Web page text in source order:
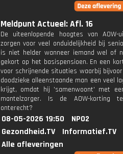
Meldpunt Actueel: Afl. 16
De uiteenlopende hoogtes van AOW-
zorgen voor veel onduidelijkheid bij
is niet helder wanneer iemand wel of
gekort op het basispensioen. En een
voor schrijnende situaties waarbij
doodzieke alleenstaande man een veel
krijgt, omdat hij 'samenwoont' met
mantelzorger. Is de AOW-korting
onterecht?
08-05-2026 19:50
NPO2
Gezondheid.TV
Informatief.TV
Alle afleveringen